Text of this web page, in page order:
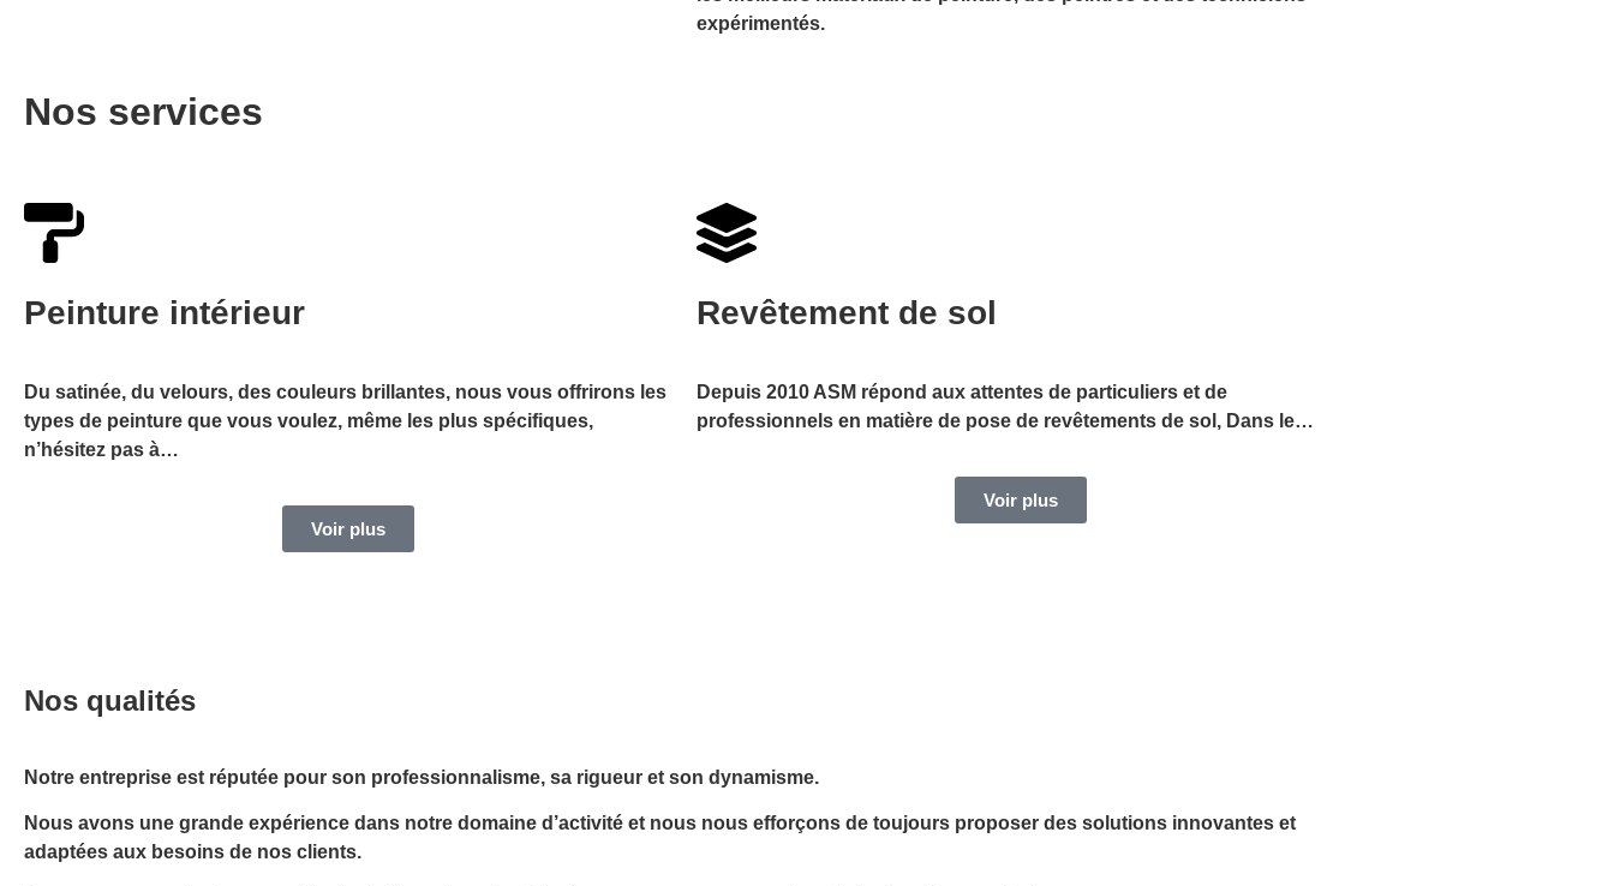
expérimentés.
Nos services
Peinture intérieur
Du satinée, du velours, des couleurs brillantes, nous vous offrirons les
types de peinture que vous voulez, même les plus spécifiques,
n’hésitez pas à…
Voir plus
Revêtement de sol​
Depuis 2010 ASM répond aux attentes de particuliers et de
professionnels en matière de pose de revêtements de sol, Dans le…
Voir plus
Nos qualités
Notre entreprise est réputée pour son professionnalisme, sa rigueur et son dynamisme.
Nous avons une grande expérience dans notre domaine d’activité et nous nous efforçons de toujours proposer des solutions innovantes et
adaptées aux besoins de nos clients.